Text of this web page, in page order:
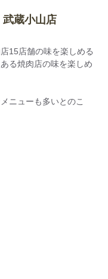
蔵小山店
15店舗の味を楽しめる
る焼肉店の味を楽しめ
ニューも多いとのこ